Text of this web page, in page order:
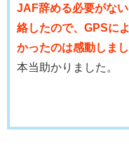
JAF辞める必要がな
絡したので、GPSに
かったのは感動しまし
本当助かりました。